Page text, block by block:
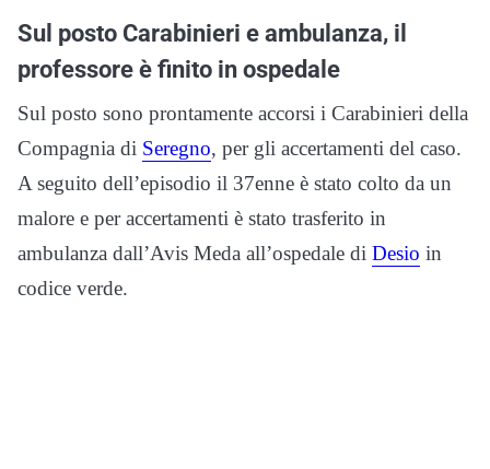
Sul posto Carabinieri e ambulanza, il
professore è finito in ospedale
Sul posto sono prontamente accorsi i Carabinieri della
Compagnia di Seregno, per gli accertamenti del caso.
A seguito dell’episodio il 37enne è stato colto da un
malore e per accertamenti è stato trasferito in
ambulanza dall’Avis Meda all’ospedale di Desio in
codice verde.